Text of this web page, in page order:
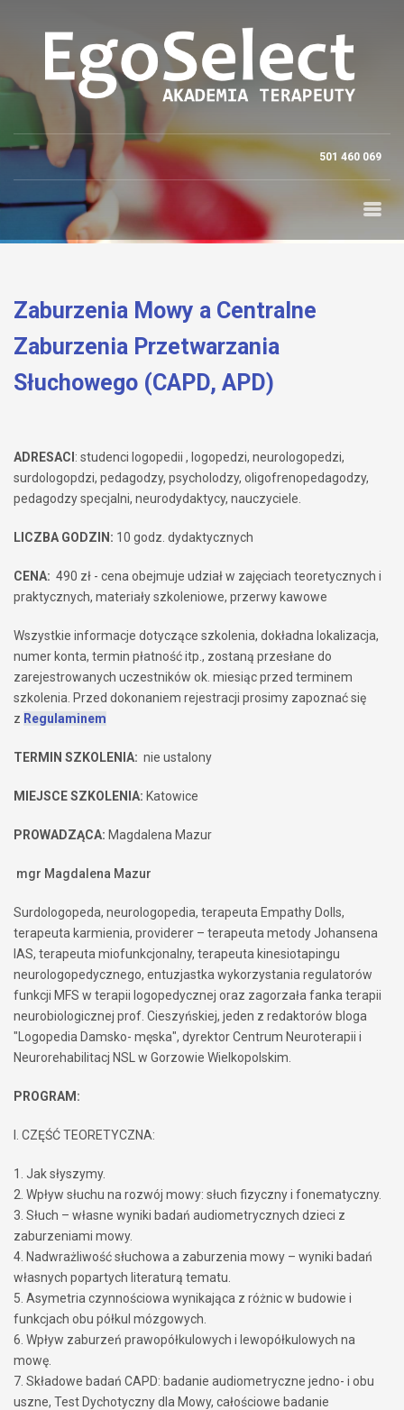
501 460 069
Zaburzenia Mowy a Centralne
Zaburzenia Przetwarzania
Słuchowego (CAPD, APD)
ADRESACI : studenci logopedii , logopedzi, neurologopedzi,
surdologopdzi, pedagodzy, psycholodzy, oligofrenopedagodzy,
pedagodzy specjalni, neurodydaktycy, nauczyciele.
LICZBA GODZIN: 10 godz. dydaktycznych
CENA: 490 zł - cena obejmuje udział w zajęciach teoretycznych i
praktycznych, materiały szkoleniowe, przerwy kawowe
Wszystkie informacje dotyczące szkolenia, dokładna lokalizacja,
numer konta, termin płatność itp., zostaną przesłane do
zarejestrowanych uczestników ok. miesiąc przed terminem
szkolenia. Przed dokonaniem rejestracji prosimy zapoznać się
z Regulaminem
TERMIN SZKOLENIA: nie ustalony
MIEJSCE SZKOLENIA: Katowice
PROWADZĄCA: Magdalena Mazur
mgr Magdalena Mazur
Surdologopeda, neurologopedia, terapeuta Empathy Dolls,
terapeuta karmienia, providerer – terapeuta metody Johansena
IAS, terapeuta miofunkcjonalny, terapeuta kinesiotapingu
neurologopedycznego, entuzjastka wykorzystania regulatorów
funkcji MFS w terapii logopedycznej oraz zagorzała fanka terapii
neurobiologicznej prof. Cieszyńskiej, jeden z redaktorów bloga
"Logopedia Damsko- męska", dyrektor Centrum Neuroterapii i
Neurorehabilitacj NSL w Gorzowie Wielkopolskim.
PROGRAM:
I. CZĘŚĆ TEORETYCZNA:
1. Jak słyszymy.
2. Wpływ słuchu na rozwój mowy: słuch fizyczny i fonematyczny.
3. Słuch – własne wyniki badań audiometrycznych dzieci z
zaburzeniami mowy.
4. Nadwrażliwość słuchowa a zaburzenia mowy – wyniki badań
własnych popartych literaturą tematu.
5. Asymetria czynnościowa wynikająca z różnic w budowie i
funkcjach obu półkul mózgowych.
6. Wpływ zaburzeń prawopółkulowych i lewopółkulowych na
mowę.
7. Składowe badań CAPD: badanie audiometryczne jedno- i obu
uszne, Test Dychotyczny dla Mowy, całościowe badanie